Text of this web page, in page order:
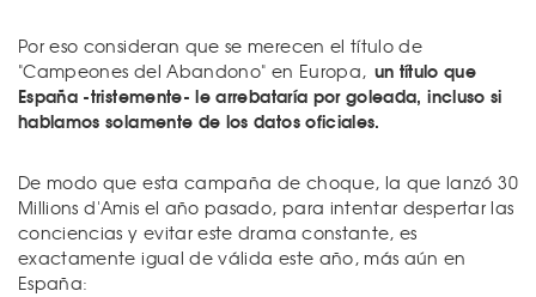
Por eso consideran que se merecen el título de
"Campeones del Abandono" en Europa, un título que
España -tristemente- le arrebataría por goleada, incluso si
hablamos solamente de los datos oficiales.
De modo que esta campaña de choque, la que lanzó 30
Millions d'Amis el año pasado, para intentar despertar las
conciencias y evitar este drama constante, es
exactamente igual de válida este año, más aún en
España: